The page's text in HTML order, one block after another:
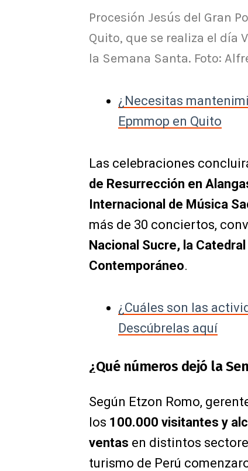
Procesión Jesús del Gran
Quito, que se realiza el día
la Semana Santa. Foto:
¿Necesitas
Epmmop en Quito
Las celebraciones
de Resurrección en
Internacional de Música
más de 30 conciertos,
Nacional Sucre, la
Contemporáneo.
¿Cuáles son las
Descúbrelas aquí
¿Qué números dejó la
Según Etzon Romo,
los 100.000 visitantes y
ventas en distintos
turismo de Perú